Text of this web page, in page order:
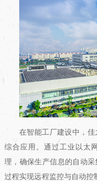
在智能工厂建设中，
综合应用。通过工业以太
理，确保生产信息的自动
过程实现远程监控与自动控